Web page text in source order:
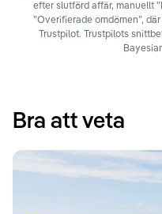
efter slutförd affär, manuellt
”Overifierade omdömen”,
Trustpilot. Trustpilots
Bra att veta